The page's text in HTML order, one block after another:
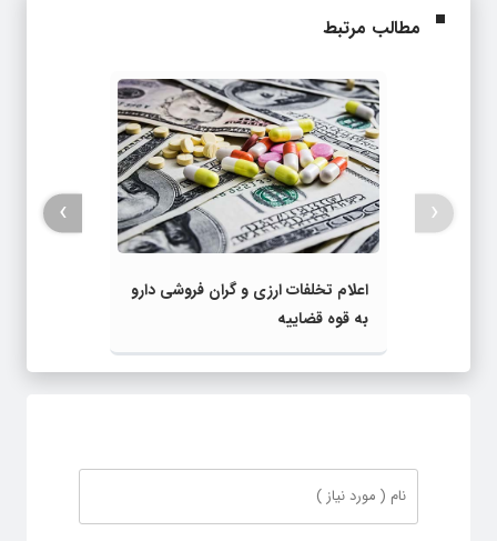
مطالب مرتبط
اعلام تخلفات ارزی و گران‌ فروشی‌ دارو
به قوه قضاییه
‹
›